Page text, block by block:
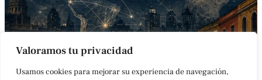
Valoramos tu privacidad
Usamos cookies para mejorar su experiencia de navegación,